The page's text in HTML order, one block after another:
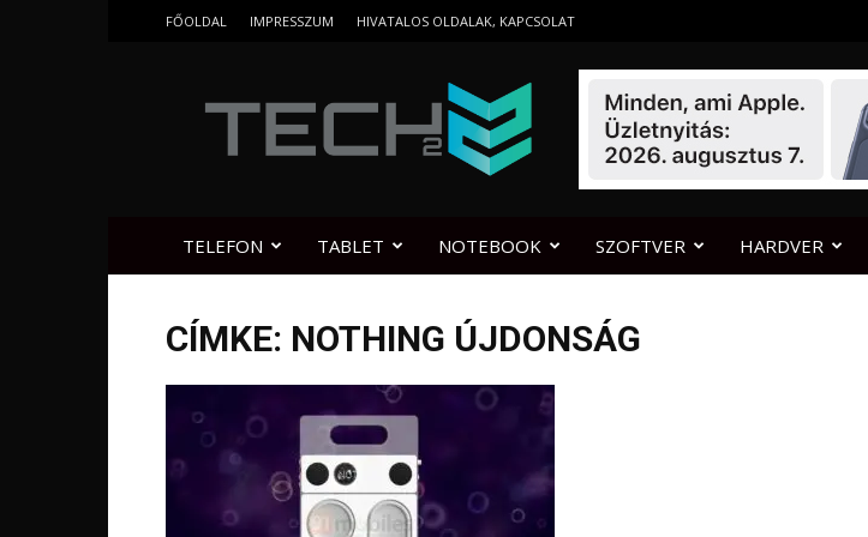
FŐOLDAL IMPRESSZUM HIVATALOS OLDALAK, KAPCSOLAT
TELEFON TABLET NOTEBOOK SZOFTVER HARDVER
CÍMKE: NOTHING ÚJDONSÁG